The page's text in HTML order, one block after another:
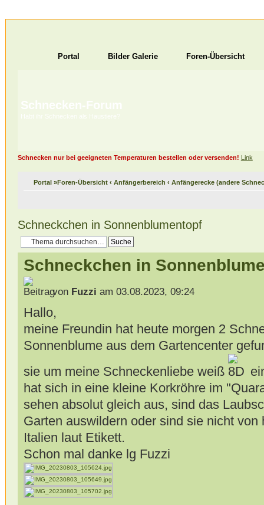
Portal Bilder Galerie Foren-Übersicht
Schnecken-Forum
Habt ihr Schnecken als Haustiere?
Schnecken nur bei geeigneten Temperaturen bestellen oder versenden! Link
Portal»Foren-Übersicht ‹ Anfängerbereich ‹ Anfängerecke (andere
Schneckchen in Sonnenblumentopf
Schneckchen in
von Fuzzi am 03.08.2023, 09:24
Hallo,
meine Freundin hat heute morgen 2
Sonnenblume aus dem Gartencenter
sie um meine Schneckenliebe weiß
hat sich in eine kleine Korkröhre im
sehen absolut gleich aus, sind das
Garten auswildern oder sind sie nicht
Italien laut Etikett.
Schon mal danke lg Fuzzi